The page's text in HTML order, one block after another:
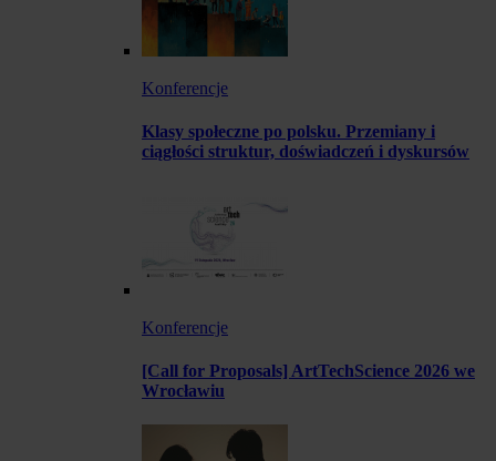
Konferencje
Klasy społeczne po polsku. Przemiany i
ciągłości struktur, doświadczeń i dyskursów
Konferencje
[Call for Proposals] ArtTechScience 2026 we
Wrocławiu